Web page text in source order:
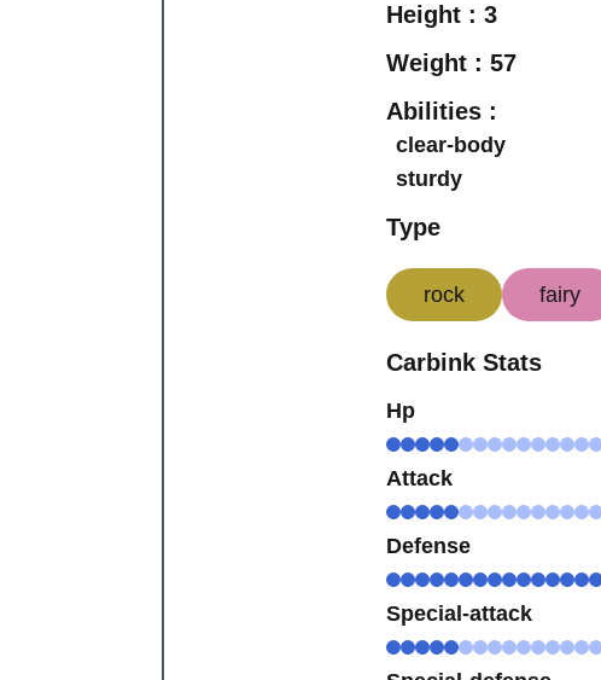
Height :3
Weight :57
Abilities :
clear-body
sturdy
Type
rock fairy
Carbink Stats
Hp
Attack
Defense
Special-attack